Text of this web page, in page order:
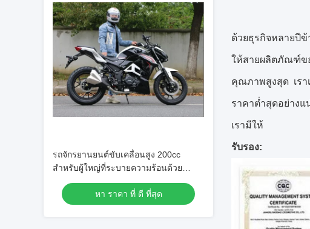
รถจักรยานยนต์ขับเคลื่อนสูง 200cc
สำหรับผู้ใหญ่ที่ระบายความร้อนด้วย
อากาศพร้อมฐานล้อ 1430 มม
หา ราคา ที่ ดี ที่สุด
ด้วยธุรกิจหลายปีข้
ให้สายผลิตภัณฑ์ข
คุณภาพสูงสุด เร
ราคาต่ำสุดอย่าง
เรามีให้
รับรอง: